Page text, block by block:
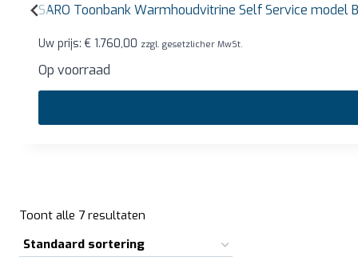
Toont alle 7 resultaten
SARO Toonbank Warmhoudvitrine Self Service model
Uw prijs: € 1.760,00 zzgl. gesetzlicher MwSt.
Op voorraad